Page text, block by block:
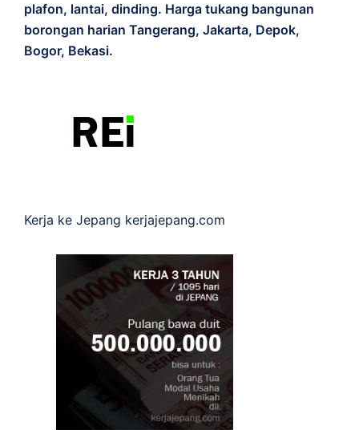
plafon, lantai, dinding. Harga tukang bangunan
borongan harian Tangerang, Jakarta, Depok,
Bogor, Bekasi.
Kerja ke Jepang kerjajepang.com